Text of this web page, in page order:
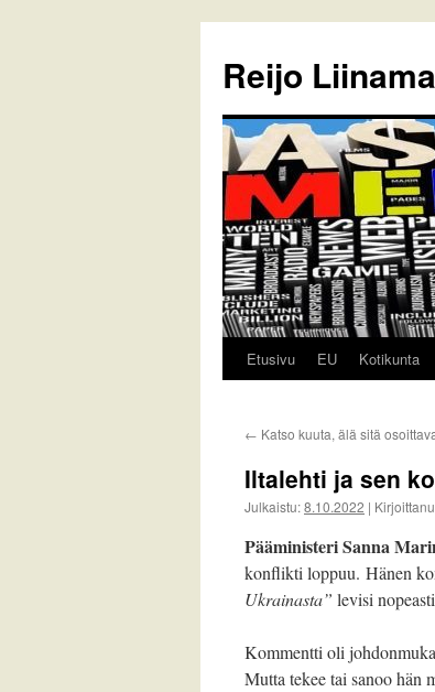
Reijo
Siirry
Etusivu EU Kotikunta
← Katso kuuta, älä sitä
Iltalehti ja sen
Julkaistu:8.10.2022 |
Pääministeri Sanna
konflikti loppuu. Hänen
Ukrainasta” levisi nopeasti
Kommentti oli
Mutta tekee tai sanoo hän